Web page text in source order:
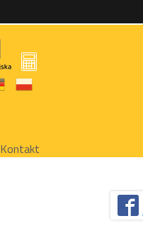
Kontakt